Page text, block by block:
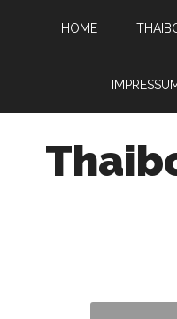
HOME